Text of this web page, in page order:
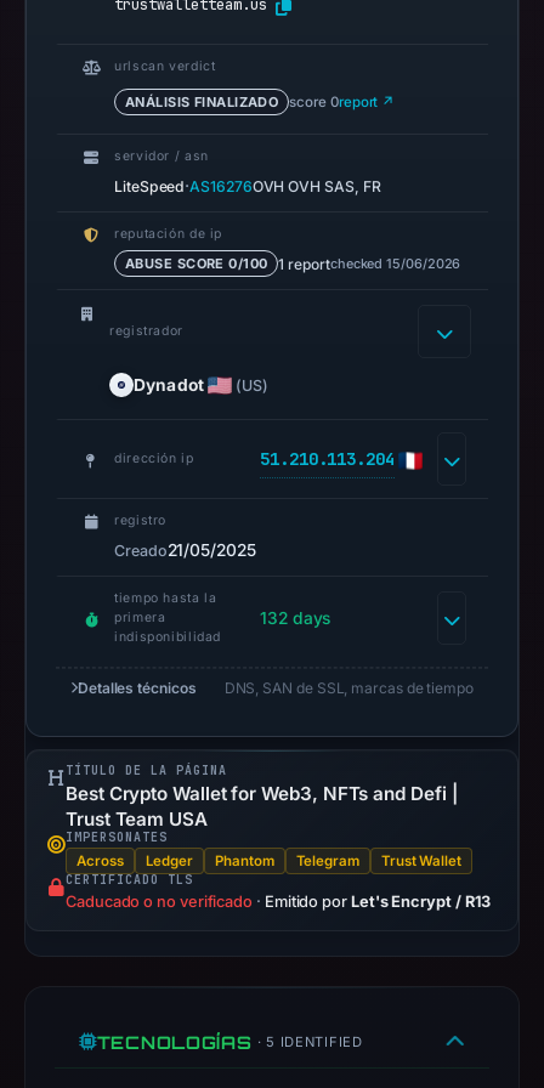
URLScan
domain
28,
2026
at
or
safety.
Context:
LLC,
IP
address
51.210.113.204,
date
Trust
trustwalletteam.us
urlscan verdict
ANÁLISIS FINALIZADO score 0report ↗
servidor / asn
LiteSpeed·AS16276OVH OVH SAS, FR
reputación de ip
ABUSE SCORE 0/100 1 reportchecked 15/06/2026
registrador
Dynadot (US)
dirección ip 51.210.113.204
registro
Creado21/05/2025
tiempo hasta la
primera
indisponibilidad
132 days
Detalles técnicos DNS, SAN de SSL, marcas de tiempo
TÍTULO DE LA PÁGINA
Best Crypto Wallet for Web3, NFTs and Defi |
Trust Team USA
IMPERSONATES
Across Ledger Phantom Telegram Trust Wallet
CERTIFICADO TLS
Caducado o no verificado · Emitido por Let's Encrypt / R13
TECNOLOGÍAS · 5 IDENTIFIED